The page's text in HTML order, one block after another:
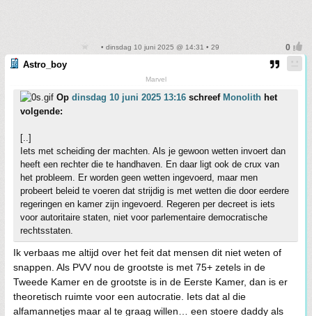
• dinsdag 10 juni 2025 @ 14:31 • 29
Astro_boy
Marvel
Op dinsdag 10 juni 2025 13:16 schreef Monolith het
volgende:
[..]
Iets met scheiding der machten. Als je gewoon wetten invoert dan
heeft een rechter die te handhaven. En daar ligt ook de crux van
het probleem. Er worden geen wetten ingevoerd, maar men
probeert beleid te voeren dat strijdig is met wetten die door eerdere
regeringen en kamer zijn ingevoerd. Regeren per decreet is iets
voor autoritaire staten, niet voor parlementaire democratische
rechtsstaten.
Ik verbaas me altijd over het feit dat mensen dit niet weten of
snappen. Als PVV nou de grootste is met 75+ zetels in de
Tweede Kamer en de grootste is in de Eerste Kamer, dan is er
theoretisch ruimte voor een autocratie. Iets dat al die
alfamannetjes maar al te graag willen… een stoere daddy als